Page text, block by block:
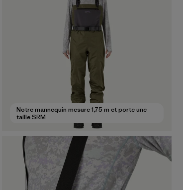
Notre mannequin mesure 1,75 m et porte une
taille SRM